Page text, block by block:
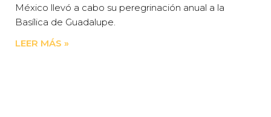
México llevó a cabo su peregrinación anual a la
Basílica de Guadalupe.
LEER MÁS »